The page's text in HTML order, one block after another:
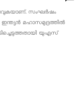
സംഘർഷം
ഇന്ത്യൻ മഹാസമുദ്രത്തിൽ
യുഎസ്